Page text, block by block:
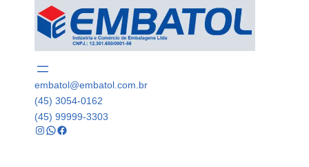
embatol@embatol.com.br
(45) 3054-0162
(45) 99999-3303
Instagram WhatsApp Facebook